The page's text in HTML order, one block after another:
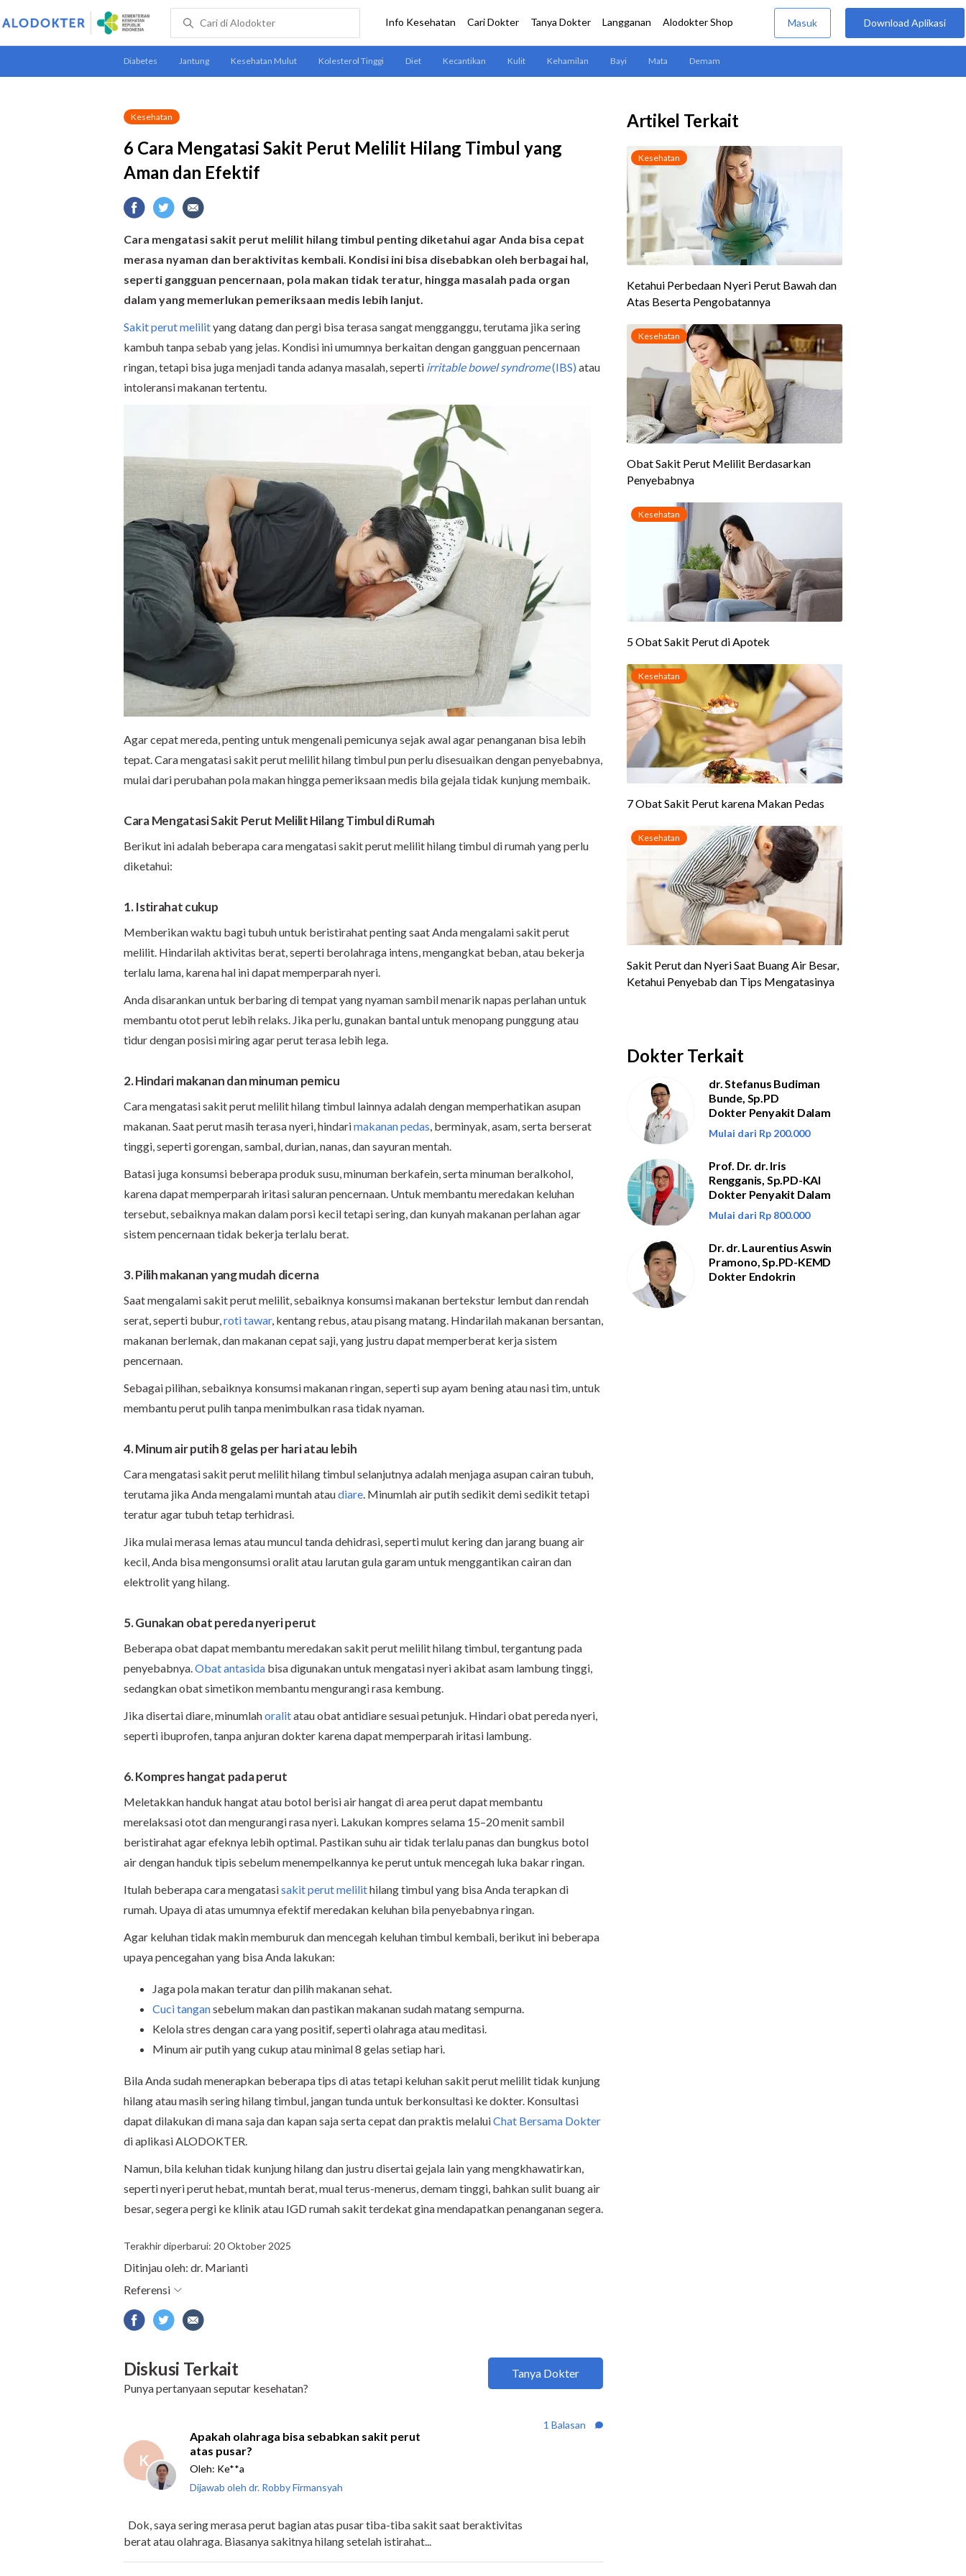
Kesehatan
6 Cara Mengatasi Sakit Perut Melilit Hilang Timbul yang
Aman dan Efektif
Cara mengatasi sakit perut melilit hilang timbul penting diketahui agar Anda bisa cepat
merasa nyaman dan beraktivitas kembali. Kondisi ini bisa disebabkan oleh berbagai hal,
seperti gangguan pencernaan, pola makan tidak teratur, hingga masalah pada organ
dalam yang memerlukan pemeriksaan medis lebih lanjut.
Sakit perut melilityang datang dan pergi bisa terasa sangat mengganggu, terutama jika sering
kambuh tanpa sebab yang jelas. Kondisi ini umumnya berkaitan dengan gangguan pencernaan
ringan, tetapi bisa juga menjadi tanda adanya masalah, seperti irritable bowel syndrome(IBS) atau
intoleransi makanan tertentu.
Agar cepat mereda, penting untuk mengenali pemicunya sejak awal agar penanganan bisa lebih
tepat. Cara mengatasi sakit perut melilit hilang timbul pun perlu disesuaikan dengan penyebabnya,
mulai dari perubahan pola makan hingga pemeriksaan medis bila gejala tidak kunjung membaik.
Cara Mengatasi Sakit Perut Melilit Hilang Timbul di Rumah
Berikut ini adalah beberapa cara mengatasi sakit perut melilit hilang timbul di rumah yang perlu
diketahui:
1. Istirahat cukup
Memberikan waktu bagi tubuh untuk beristirahat penting saat Anda mengalami sakit perut
melilit. Hindarilah aktivitas berat, seperti berolahraga intens, mengangkat beban, atau bekerja
terlalu lama, karena hal ini dapat memperparah nyeri.
Anda disarankan untuk berbaring di tempat yang nyaman sambil menarik napas perlahan untuk
membantu otot perut lebih relaks. Jika perlu, gunakan bantal untuk menopang punggung atau
tidur dengan posisi miring agar perut terasa lebih lega.
2. Hindari makanan dan minuman pemicu
Cara mengatasi sakit perut melilit hilang timbul lainnya adalah dengan memperhatikan asupan
makanan. Saat perut masih terasa nyeri, hindarimakanan pedas, berminyak, asam, serta berserat
tinggi, seperti gorengan, sambal, durian, nanas, dan sayuran mentah.
Batasi juga konsumsi beberapa produk susu, minuman berkafein, serta minuman beralkohol,
karena dapat memperparah iritasi saluran pencernaan. Untuk membantu meredakan keluhan
tersebut, sebaiknya makan dalam porsi kecil tetapi sering, dan kunyah makanan perlahan agar
sistem pencernaan tidak bekerja terlalu berat.
3. Pilih makanan yang mudah dicerna
Saat mengalami sakit perut melilit, sebaiknya konsumsi makanan bertekstur lembut dan rendah
serat, seperti bubur,roti tawar, kentang rebus, atau pisang matang. Hindarilah makanan bersantan,
makanan berlemak, dan makanan cepat saji, yang justru dapat memperberat kerja sistem
pencernaan.
Sebagai pilihan, sebaiknya konsumsi makanan ringan, seperti sup ayam bening atau nasi tim, untuk
membantu perut pulih tanpa menimbulkan rasa tidak nyaman.
4. Minum air putih 8 gelas per hari atau lebih
Cara mengatasi sakit perut melilit hilang timbul selanjutnya adalah menjaga asupan cairan tubuh,
terutama jika Anda mengalami muntah ataudiare. Minumlah air putih sedikit demi sedikit tetapi
teratur agar tubuh tetap terhidrasi.
Jika mulai merasa lemas atau muncul tanda dehidrasi, seperti mulut kering dan jarang buang air
kecil, Anda bisa mengonsumsi oralit atau larutan gula garam untuk menggantikan cairan dan
elektrolit yang hilang.
5. Gunakan obat pereda nyeri perut
Beberapa obat dapat membantu meredakan sakit perut melilit hilang timbul, tergantung pada
penyebabnya.Obat antasida bisa digunakan untuk mengatasi nyeri akibat asam lambung tinggi,
sedangkan obat simetikon membantu mengurangi rasa kembung.
Jika disertai diare, minumlahoralitatau obat antidiare sesuai petunjuk. Hindari obat pereda nyeri,
seperti ibuprofen, tanpa anjuran dokter karena dapat memperparah iritasi lambung.
6. Kompres hangat pada perut
Meletakkan handuk hangat atau botol berisi air hangat di area perut dapat membantu
merelaksasi otot dan mengurangi rasa nyeri. Lakukan kompres selama 15–20 menit sambil
beristirahat agar efeknya lebih optimal. Pastikan suhu air tidak terlalu panas dan bungkus botol
air dengan handuk tipis sebelum menempelkannya ke perut untuk mencegah luka bakar ringan.
Itulah beberapa cara mengatasisakit perut melilithilang timbul yang bisa Anda terapkan di
rumah. Upaya di atas umumnya efektif meredakan keluhan bila penyebabnya ringan.
Agar keluhan tidak makin memburuk dan mencegah keluhan timbul kembali, berikut ini beberapa
upaya pencegahan yang bisa Anda lakukan:
Jaga pola makan teratur dan pilih makanan sehat.
Cuci tangansebelum makan dan pastikan makanan sudah matang sempurna.
Kelola stres dengan cara yang positif, seperti olahraga atau meditasi.
Minum air putih yang cukup atau minimal 8 gelas setiap hari.
Bila Anda sudah menerapkan beberapa tips di atas tetapi keluhan sakit perut melilit tidak kunjung
hilang atau masih sering hilang timbul, jangan tunda untuk berkonsultasi ke dokter. Konsultasi
dapat dilakukan di mana saja dan kapan saja serta cepat dan praktis melaluiChat Bersama Dokter
di aplikasi ALODOKTER.
Namun, bila keluhan tidak kunjung hilang dan justru disertai gejala lain yang mengkhawatirkan,
seperti nyeri perut hebat, muntah berat, mual terus-menerus, demam tinggi, bahkan sulit buang air
besar, segera pergi ke klinik atau IGD rumah sakit terdekat gina mendapatkan penanganan segera.
Terakhir diperbarui: 20 Oktober 2025
Artikel Terkait
Dokter Terkait